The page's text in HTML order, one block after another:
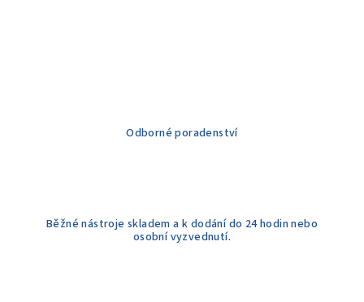
Odborné poradenství
Běžné nástroje skladem a k dodání do 24 hodin nebo
osobní vyzvednutí.